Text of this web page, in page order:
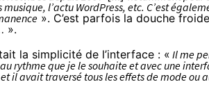
l’actu WordPress, etc. C’est
». C’est parfois la douche froide
».
la simplicité de l’interface : « Il me
rythme que je le souhaite et avec une
il avait traversé tous les effets de mode ou